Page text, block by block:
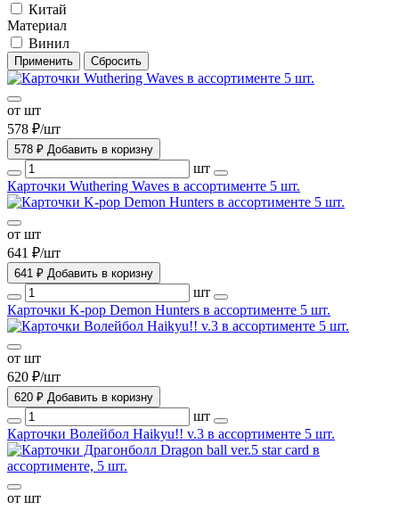
Китай
Материал
Винил
от шт
578 ₽/шт
578 ₽ Добавить в коризну
шт
Карточки Wuthering Waves в ассортименте 5 шт.
от шт
641 ₽/шт
641 ₽ Добавить в коризну
шт
Карточки K-pop Demon Hunters в ассортименте 5 шт.
от шт
620 ₽/шт
620 ₽ Добавить в коризну
шт
Карточки Волейбол Haikyu!! v.3 в ассортименте 5 шт.
от шт